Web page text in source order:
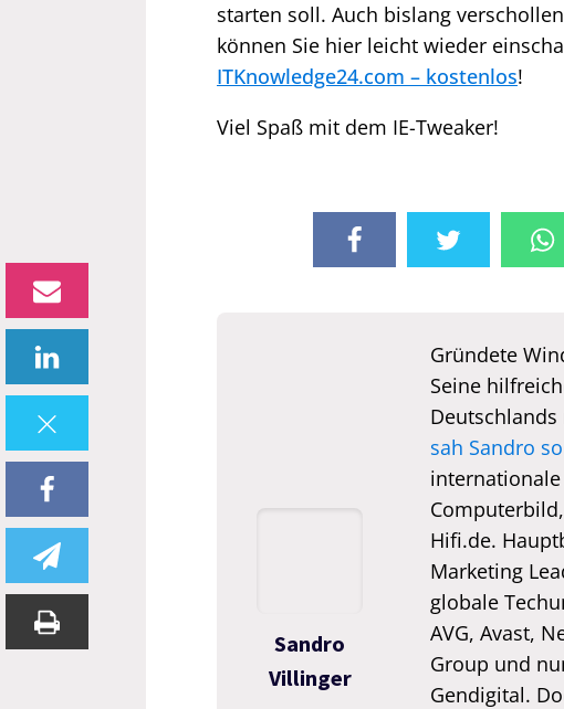
starten soll. Auch bislang
können Sie hier leicht wieder
ITKnowledge24.com – kostenlos!
Viel Spaß mit dem IE-Tweaker!
Sandro
Villinger
Gründete
Seine
sah Sandro
internationale
Hifi.de.
Marketing
globale
AVG, Avast,
Group und
Gendigital.